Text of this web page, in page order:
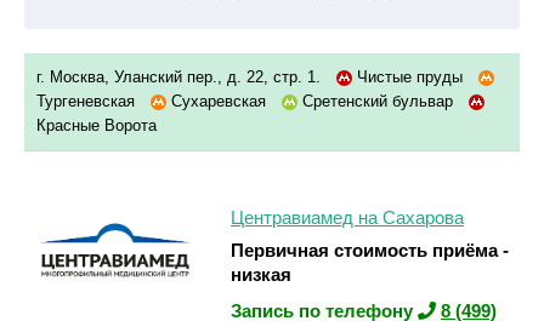
г. Москва, Уланский пер., д. 22, стр. 1.
Чистые пруды
Тургеневская
Сухаревская
Сретенский бульвар
Красные Ворота
Центравиамед на Сахарова
Первичная стоимость приёма -
низкая
Запись по телефону
8 (499)